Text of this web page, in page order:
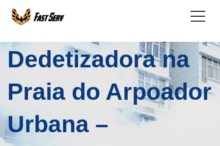
Dedetizadora na
Praia do Arpoador
Urbana –